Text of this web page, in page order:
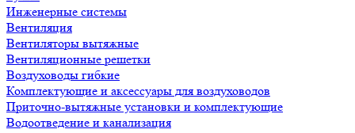
Инженерные системы
Вентиляция
Вентиляторы вытяжные
Вентиляционные решетки
Воздуховоды гибкие
Комплектующие и аксессуары для воздуховодов
Приточно-вытяжные установки и комплектующие
Водоотведение и канализация